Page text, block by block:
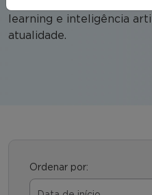
learning e inteligência
atualidade.
Ordenar por: